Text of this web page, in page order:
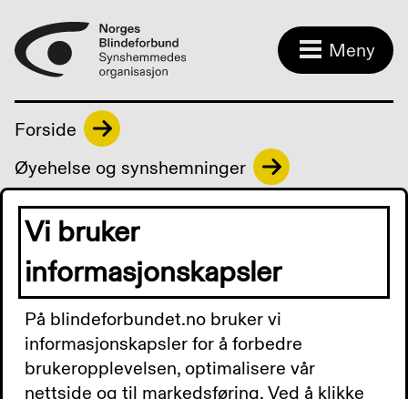
Meny
Forside
Øyehelse og synshemninger
(AMD)
Vi bruker
informasjonskapsler
På blindeforbundet.no bruker vi
informasjonskapsler for å forbedre
brukeropplevelsen, optimalisere vår
nettside og til markedsføring. Ved å klikke